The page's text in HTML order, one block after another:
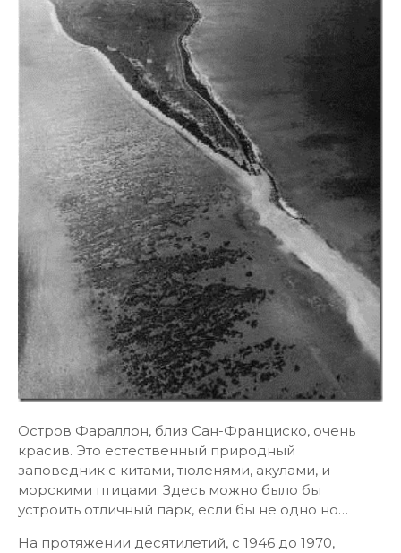
Остров Фараллон, близ Сан-Франциско, очень
красив. Это естественный природный
заповедник с китами, тюленями, акулами, и
морскими птицами. Здесь можно было бы
устроить отличный парк, если бы не одно но…
На протяжении десятилетий, с 1946 до 1970,